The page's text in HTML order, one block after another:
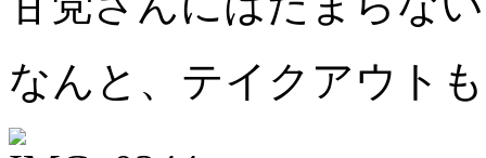
なんと、テイクアウト